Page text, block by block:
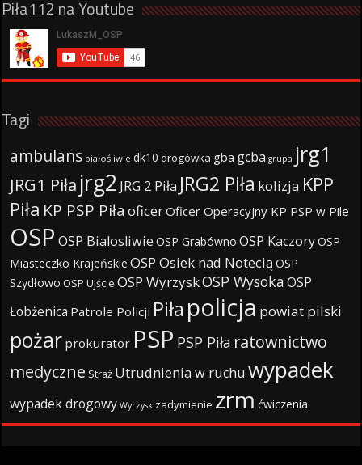
Piła112 na Youtube
Tagi
ambulans białośliwie dk10 drogówka gba gcba grupa jrg1
JRG1 Piła jrg2 JRG 2 Piła JRG2 Piła kolizja KPP
Piła KP PSP Piła oficerOficer Operacyjny KP PSP w Pile
OSP OSP Bialosliwie OSP Grabówno OSP KaczoryOSP
Miasteczko Krajeńskie OSP Osiek nad Notecią OSP
Szydłowo OSP Ujście OSP WyrzyskOSP WysokaOSP
Łobżenica Patrole Policji Piła policja powiat pilski
pożar prokurator PSP PSP Piła ratownictwo
medyczne Straż Utrudnienia w ruchu wypadek
wypadek drogowy Wyrzysk zadymienie zrm ćwiczenia